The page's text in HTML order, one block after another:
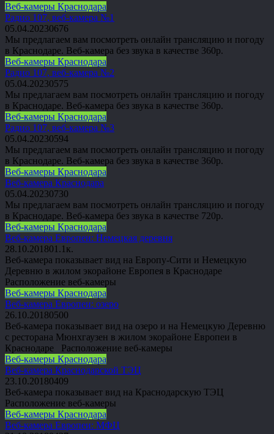
Веб-камеры Краснодара
Радио 107, веб-камера №1
05.04.20230676
Мы предлагаем вам посмотреть онлайн трансляцию и погоду
в Краснодаре. Веб-камера без звука в качестве 360p.
Веб-камеры Краснодара
Радио 107, веб-камера №2
05.04.20230575
Мы предлагаем вам посмотреть онлайн трансляцию и погоду
в Краснодаре. Веб-камера без звука в качестве 360p.
Веб-камеры Краснодара
Радио 107, веб-камера №3
05.04.20230594
Мы предлагаем вам посмотреть онлайн трансляцию и погоду
в Краснодаре. Веб-камера без звука в качестве 360p.
Веб-камеры Краснодара
Веб-камера Краснодара
05.04.20230730
Мы предлагаем вам посмотреть онлайн трансляцию и погоду
в Краснодаре. Веб-камера без звука в качестве 720p.
Веб-камеры Краснодара
Веб-камера Европеи: Немецкая деревня
28.10.201801.1к.
Веб-камера показывает вид на Европу-Сити и Немецкую
Деревню в жилом экорайоне Европея в Краснодаре
Расположение веб-камеры
Веб-камеры Краснодара
Веб-камера Европеи: озеро
26.10.20180500
Веб-камера показывает вид на озеро и на Немецкую Деревню
с ресторана Мюнхгаузен в жилом экорайоне Европеи в
Краснодаре Расположение веб-камеры
Веб-камеры Краснодара
Веб-камера Краснодарской ТЭЦ
23.10.20180409
Веб-камера показывает вид на Краснодарскую ТЭЦ
Расположение веб-камеры
Веб-камеры Краснодара
Веб-камера Европеи: МФЦ